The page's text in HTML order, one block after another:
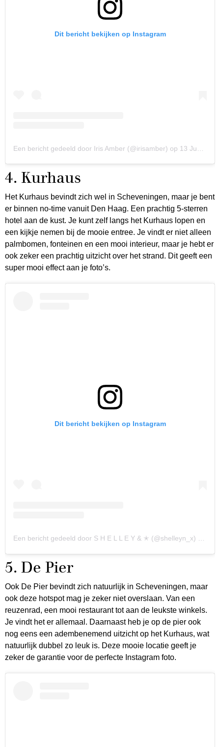
Dit bericht bekijken op Instagram
Een bericht gedeeld door Iris Amber (@irisamber) op 13 Jun 2019 om 1:29 (PDT)
4. Kurhaus
Het Kurhaus bevindt zich wel in Scheveningen, maar je bent
er binnen no-time vanuit Den Haag. Een prachtig 5-sterren
hotel aan de kust. Je kunt zelf langs het Kurhaus lopen en
een kijkje nemen bij de mooie entree. Je vindt er niet alleen
palmbomen, fonteinen en een mooi interieur, maar je hebt er
ook zeker een prachtig uitzicht over het strand. Dit geeft een
super mooi effect aan je foto’s.
Dit bericht bekijken op Instagram
Een bericht gedeeld door S H E L L E Y & ✭ (@shelleyn_x)
5. De Pier
Ook De Pier bevindt zich natuurlijk in Scheveningen, maar
ook deze hotspot mag je zeker niet overslaan. Van een
reuzenrad, een mooi restaurant tot aan de leukste winkels.
Je vindt het er allemaal. Daarnaast heb je op de pier ook
nog eens een adembenemend uitzicht op het Kurhaus, wat
natuurlijk dubbel zo leuk is. Deze mooie locatie geeft je
zeker de garantie voor de perfecte Instagram foto.